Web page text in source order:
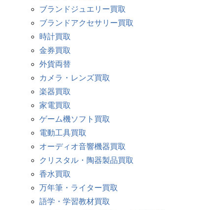
ブランドジュエリー買取
ブランドアクセサリー買取
時計買取
金券買取
外貨両替
カメラ・レンズ買取
楽器買取
家電買取
ゲーム機ソフト買取
電動工具買取
オーディオ音響機器買取
クリスタル・陶器製品買取
香水買取
万年筆・ライター買取
語学・学習教材買取